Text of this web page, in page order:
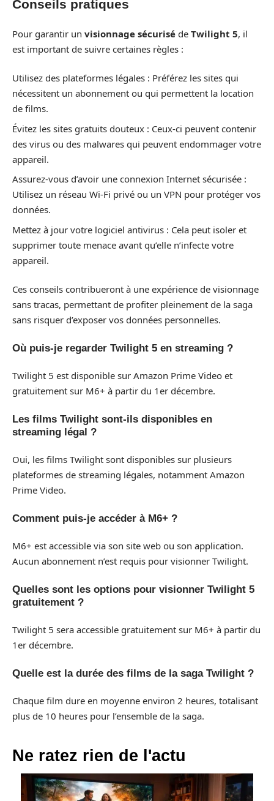
Conseils pratiques
Pour garantir un visionnage sécurisé de Twilight 5, il
est important de suivre certaines règles :
Utilisez des plateformes légales : Préférez les sites qui
nécessitent un abonnement ou qui permettent la location
de films.
Évitez les sites gratuits douteux : Ceux-ci peuvent contenir
des virus ou des malwares qui peuvent endommager votre
appareil.
Assurez-vous d’avoir une connexion Internet sécurisée :
Utilisez un réseau Wi-Fi privé ou un VPN pour protéger vos
données.
Mettez à jour votre logiciel antivirus : Cela peut isoler et
supprimer toute menace avant qu’elle n’infecte votre
appareil.
Ces conseils contribueront à une expérience de visionnage
sans tracas, permettant de profiter pleinement de la saga
sans risquer d’exposer vos données personnelles.
Où puis-je regarder Twilight 5 en streaming ?
Twilight 5 est disponible sur Amazon Prime Video et
gratuitement sur M6+ à partir du 1er décembre.
Les films Twilight sont-ils disponibles en
streaming légal ?
Oui, les films Twilight sont disponibles sur plusieurs
plateformes de streaming légales, notamment Amazon
Prime Video.
Comment puis-je accéder à M6+ ?
M6+ est accessible via son site web ou son application.
Aucun abonnement n’est requis pour visionner Twilight.
Quelles sont les options pour visionner Twilight 5
gratuitement ?
Twilight 5 sera accessible gratuitement sur M6+ à partir du
1er décembre.
Quelle est la durée des films de la saga Twilight ?
Chaque film dure en moyenne environ 2 heures, totalisant
plus de 10 heures pour l’ensemble de la saga.
Ne ratez rien de l'actu